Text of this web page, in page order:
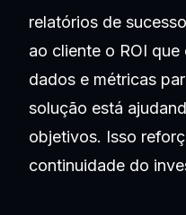
relatórios de
ao cliente o ROI
dados e métricas
solução está
objetivos. Isso
continuidade do